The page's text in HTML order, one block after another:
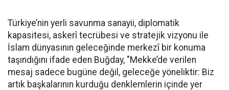
Türkiye’nin yerli savunma sanayii, diplomatik
kapasitesi, askerî tecrübesi ve stratejik vizyonu ile
İslam dünyasının geleceğinde merkezî bir konuma
taşındığını ifade eden Buğday, "Mekke’de verilen
mesaj sadece bugüne değil, geleceğe yöneliktir: Biz
artık başkalarının kurduğu denklemlerin içinde yer